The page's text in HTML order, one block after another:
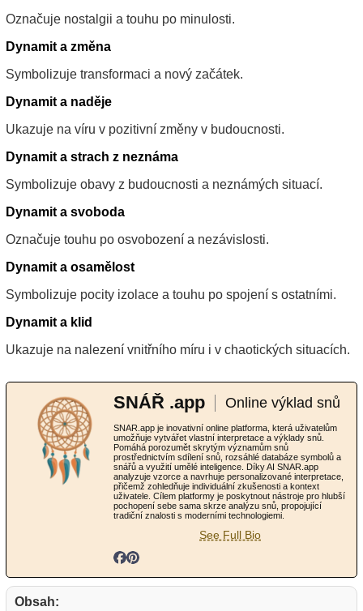
Označuje nostalgii a touhu po minulosti.
Dynamit a změna
Symbolizuje transformaci a nový začátek.
Dynamit a naděje
Ukazuje na víru v pozitivní změny v budoucnosti.
Dynamit a strach z neznáma
Symbolizuje obavy z budoucnosti a neznámých situací.
Dynamit a svoboda
Označuje touhu po osvobození a nezávislosti.
Dynamit a osamělost
Symbolizuje pocity izolace a touhu po spojení s ostatními.
Dynamit a klid
Ukazuje na nalezení vnitřního míru i v chaotických situacích.
SNÁŘ .app Online výklad snů
SNAR.app je inovativní online platforma, která uživatelům
umožňuje vytvářet vlastní interpretace a výklady snů.
Pomáhá porozumět skrytým významům snů
prostřednictvím sdílení snů, rozsáhlé databáze symbolů a
snářů a využití umělé inteligence. Díky AI SNAR.app
analyzuje vzorce a navrhuje personalizované interpretace,
přičemž zohledňuje individuální zkušenosti a kontext
uživatele. Cílem platformy je poskytnout nástroje pro hlubší
pochopení sebe sama skrze analýzu snů, propojující
tradiční znalosti s moderními technologiemi.
See Full Bio
Obsah: